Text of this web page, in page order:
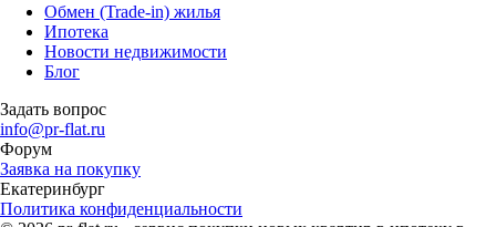
Обмен (Trade-in) жилья
Ипотека
Новости недвижимости
Блог
Задать вопрос
info@pr-flat.ru
Форум
Заявка на покупку
Екатеринбург
Политика конфиденциальности